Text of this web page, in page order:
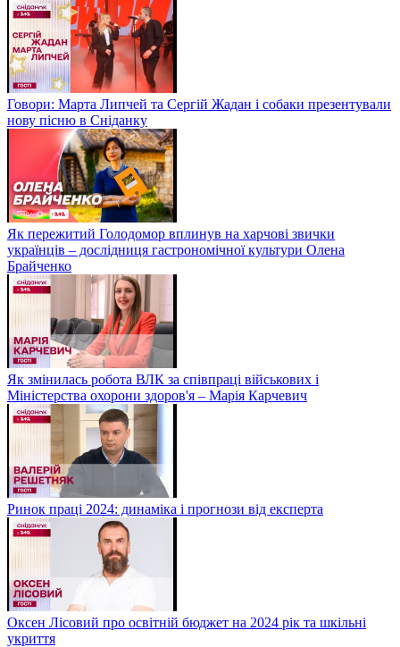
Говори: Марта Липчей та Сергій Жадан і собаки презентували
нову пісню в Сніданку
Як пережитий Голодомор вплинув на харчові звички
українців – дослідниця гастрономічної культури Олена
Брайченко
Як змінилась робота ВЛК за співпраці військових і
Міністерства охорони здоров'я – Марія Карчевич
Ринок праці 2024: динаміка і прогнози від експерта
Оксен Лісовий про освітній бюджет на 2024 рік та шкільні
укриття